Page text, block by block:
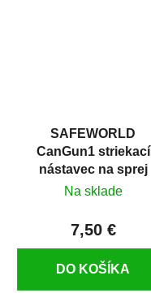
SAFEWORLD
CanGun1 striekací
nástavec na sprej
Na sklade
7,50 €
DO KOŠÍKA